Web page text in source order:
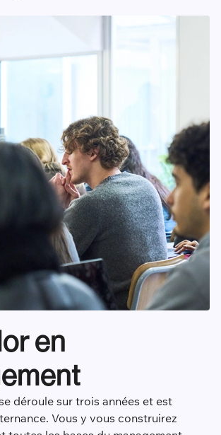
en
déroule sur trois années et est
Vous y vous construirez